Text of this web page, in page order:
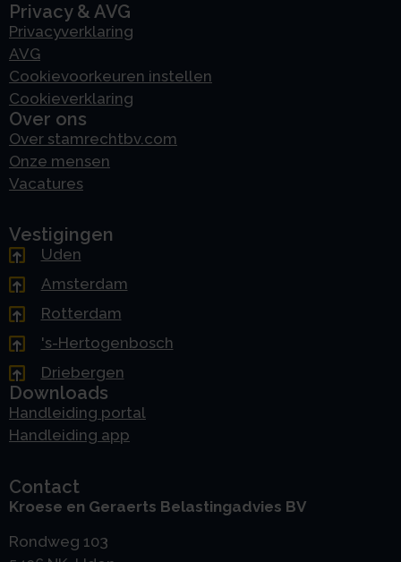
Privacy & AVG
Privacyverklaring
AVG
Cookievoorkeuren instellen
Cookieverklaring
Over ons
Over stamrechtbv.com
Onze mensen
Vacatures
Vestigingen
Uden
Amsterdam
Rotterdam
's-Hertogenbosch
Driebergen
Downloads
Handleiding portal
Handleiding app
Contact
Kroese en Geraerts Belastingadvies BV
Rondweg 103